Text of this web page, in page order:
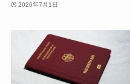
2026年7月1日